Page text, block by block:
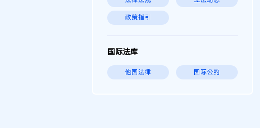
政策指引
国际法库
他国法律 国际公约